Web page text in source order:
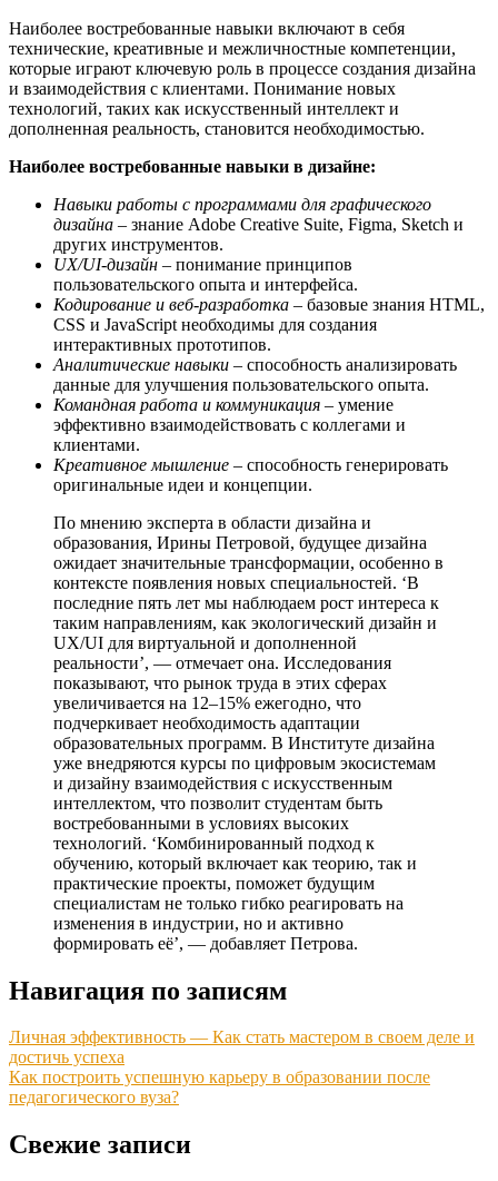
Наиболее востребованные навыки включают в себя
технические, креативные и межличностные компетенции,
которые играют ключевую роль в процессе создания дизайна
и взаимодействия с клиентами. Понимание новых
технологий, таких как искусственный интеллект и
дополненная реальность, становится необходимостью.
Наиболее востребованные навыки в дизайне:
Навыки работы с программами для графического
дизайна – знание Adobe Creative Suite, Figma, Sketch и
других инструментов.
UX/UI-дизайн – понимание принципов
пользовательского опыта и интерфейса.
Кодирование и веб-разработка – базовые знания HTML,
CSS и JavaScript необходимы для создания
интерактивных прототипов.
Аналитические навыки – способность анализировать
данные для улучшения пользовательского опыта.
Командная работа и коммуникация – умение
эффективно взаимодействовать с коллегами и
клиентами.
Креативное мышление – способность генерировать
оригинальные идеи и концепции.
По мнению эксперта в области дизайна и
образования, Ирины Петровой, будущее дизайна
ожидает значительные трансформации, особенно в
контексте появления новых специальностей. ‘В
последние пять лет мы наблюдаем рост интереса к
таким направлениям, как экологический дизайн и
UX/UI для виртуальной и дополненной
реальности’, — отмечает она. Исследования
показывают, что рынок труда в этих сферах
увеличивается на 12–15% ежегодно, что
подчеркивает необходимость адаптации
образовательных программ. В Институте дизайна
уже внедряются курсы по цифровым экосистемам
и дизайну взаимодействия с искусственным
интеллектом, что позволит студентам быть
востребованными в условиях высоких
технологий. ‘Комбинированный подход к
обучению, который включает как теорию, так и
практические проекты, поможет будущим
специалистам не только гибко реагировать на
изменения в индустрии, но и активно
формировать её’, — добавляет Петрова.
Навигация по записям
Личная эффективность — Как стать мастером в своем деле и
достичь успеха
Как построить успешную карьеру в образовании после
педагогического вуза?
Свежие записи